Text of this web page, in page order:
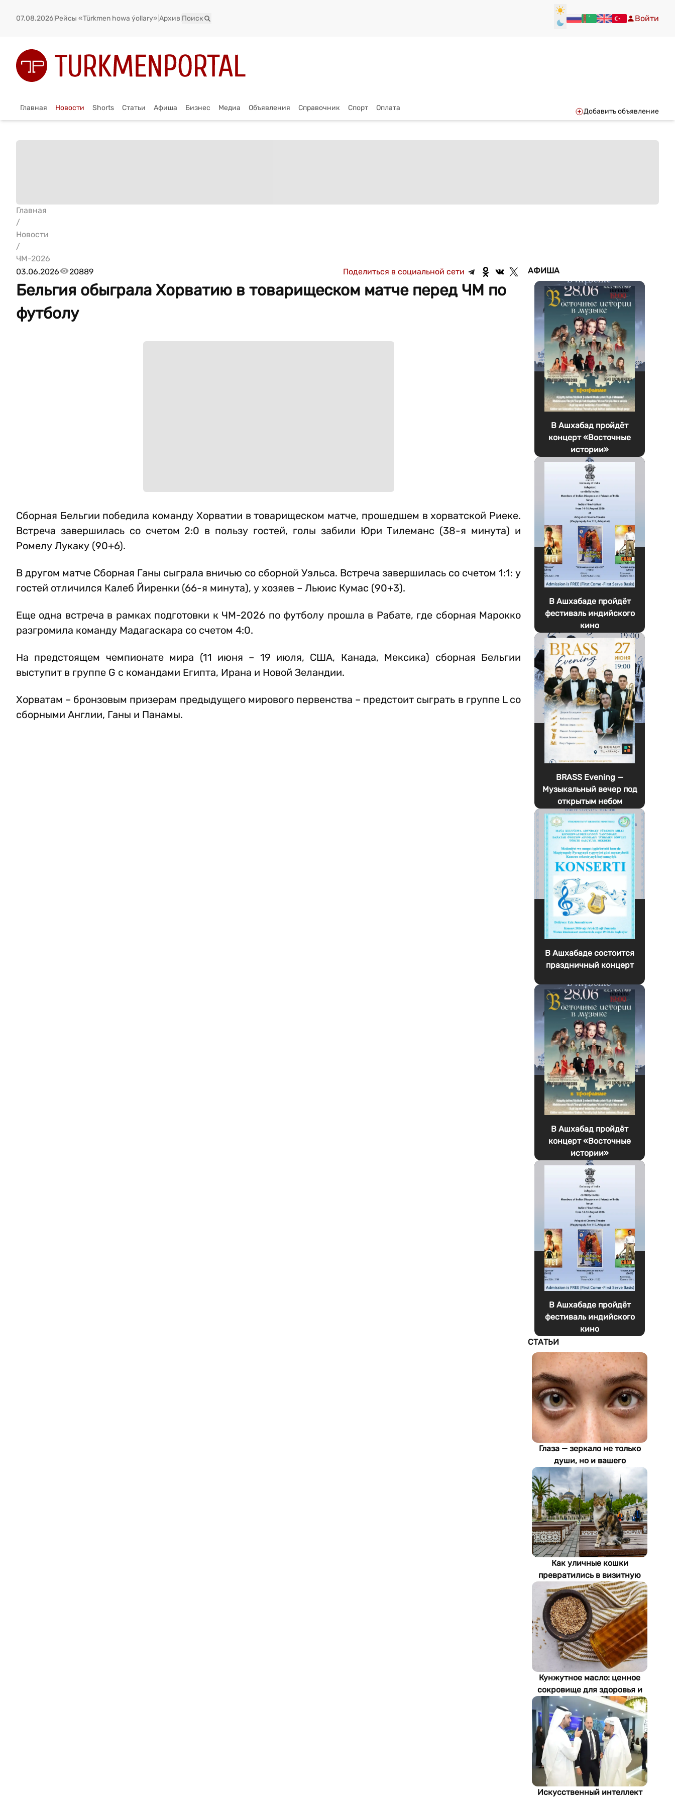
07.08.2026 Рейсы «Türkmen howa ýollary» Архив Поиск Войти
Главная Новости Shorts Статьи Афиша Бизнес Медиа Объявления Справочник Спорт Оплата Добавить объявление
Главная
/
Новости
/
ЧМ-2026
03.06.2026
20889 Поделиться в социальной сети
Бельгия обыграла Хорватию в товарищеском матче перед ЧМ по
футболу
Сборная Бельгии победила команду Хорватии в товарищеском матче, прошедшем в хорватской Риеке.
Встреча завершилась со счетом 2:0 в пользу гостей, голы забили Юри Тилеманс (38-я минута) и
Ромелу Лукаку (90+6).
В другом матче Сборная Ганы сыграла вничью со сборной Уэльса. Встреча завершилась со счетом 1:1: у
гостей отличился Калеб Йиренки (66-я минута), у хозяев – Льюис Кумас (90+3).
Еще одна встреча в рамках подготовки к ЧМ-2026 по футболу прошла в Рабате, где сборная Марокко
разгромила команду Мадагаскара со счетом 4:0.
На предстоящем чемпионате мира (11 июня – 19 июля, США, Канада, Мексика) сборная Бельгии
выступит в группе G с командами Египта, Ирана и Новой Зеландии.
Хорватам – бронзовым призерам предыдущего мирового первенства – предстоит сыграть в группе L со
сборными Англии, Ганы и Панамы.
АФИША
В Ашхабад пройдёт
концерт «Восточные
истории»
В Ашхабаде пройдёт
фестиваль индийского
кино
BRASS Evening —
Музыкальный вечер под
открытым небом
В Ашхабаде состоится
праздничный концерт
В Ашхабад пройдёт
концерт «Восточные
истории»
В Ашхабаде пройдёт
фестиваль индийского
кино
СТАТЬИ
Глаза — зеркало не только
души, но и вашего
здоровья: как ИИ находит
болезни по фотографии
Как уличные кошки
превратились в визитную
карточку Стамбула
Кунжутное масло: ценное
сокровище для здоровья и
экономики Туркменистана
Искусственный интеллект